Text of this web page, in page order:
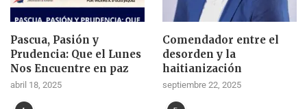
Pascua, Pasión y
Prudencia: Que el Lunes
Nos Encuentre en paz
abril 18, 2025
Comendador entre el
desorden y la
haitianización
septiembre 22, 2025